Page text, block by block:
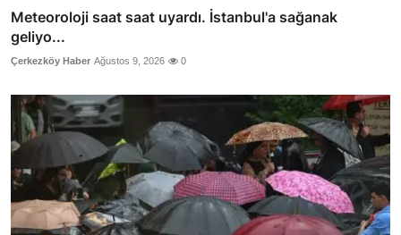
Meteoroloji saat saat uyardı. İstanbul'a sağanak
geliyo...
Çerkezköy Haber Ağustos 9, 2026 0